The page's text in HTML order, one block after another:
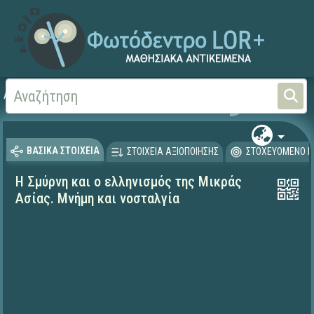
Αρχική Γλώσσα και Λογοτεχνία
ΒΑΣΙΚΑ ΣΤΟΙΧΕΙΑ ΣΤΟΙΧΕΙΑ ΑΞΙΟΠΟΙΗΣΗΣ ΣΤΟΧΕΥΟΜΕΝΟ
Η Σμύρνη και ο ελληνισμός της Μικράς
Ασίας. Μνήμη και νοσταλγία